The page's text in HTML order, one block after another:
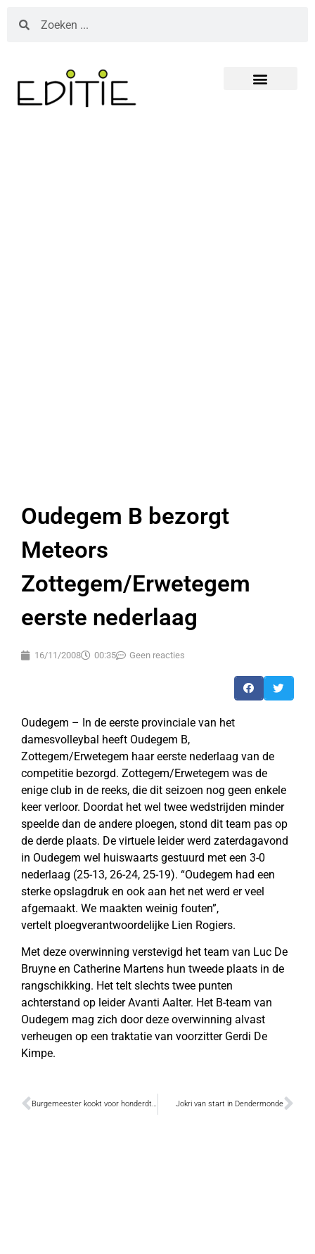
Oudegem B bezorgt
Meteors
Zottegem/Erwetegem
eerste nederlaag
16/11/2008 00:35 Geen reacties
Oudegem – In de eerste provinciale van het
damesvolleybal heeft Oudegem B,
Zottegem/Erwetegem haar eerste nederlaag van de
competitie bezorgd. Zottegem/Erwetegem was de
enige club in de reeks, die dit seizoen nog geen enkele
keer verloor. Doordat het wel twee wedstrijden minder
speelde dan de andere ploegen, stond dit team pas op
de derde plaats. De virtuele leider werd zaterdagavond
in Oudegem wel huiswaarts gestuurd met een 3-0
nederlaag (25-13, 26-24, 25-19). “Oudegem had een
sterke opslagdruk en ook aan het net werd er veel
afgemaakt. We maakten weinig fouten”,
vertelt ploegverantwoordelijke Lien Rogiers.
Met deze overwinning verstevigd het team van Luc De
Bruyne en Catherine Martens hun tweede plaats in de
rangschikking. Het telt slechts twee punten
achterstand op leider Avanti Aalter. Het B-team van
Oudegem mag zich door deze overwinning alvast
verheugen op een traktatie van voorzitter Gerdi De
Kimpe.
Burgemeester kookt voor honderdtal Dendermondenaren Jokri van start in Dendermonde